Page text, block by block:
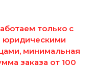
только с
юридическими
минимальная
заказа от 100